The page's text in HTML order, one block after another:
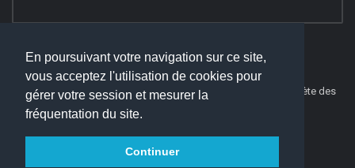
En poursuivant votre navigation sur ce site,
vous acceptez l'utilisation de cookies pour
gérer votre session et mesurer la
fréquentation du site.
Continuer
© 2016 Websco Innovations -Mentions Légales
Liste Complète des